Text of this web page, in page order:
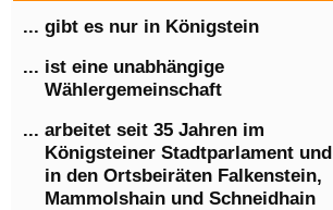
... gibt es nur in Königstein
... ist eine unabhängige
Wählergemeinschaft
... arbeitet seit 35 Jahren im
Königsteiner Stadtparlament und
in den Ortsbeiräten Falkenstein,
Mammolshain und Schneidhain